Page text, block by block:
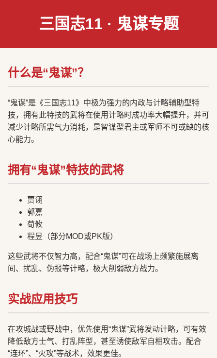
三国志11 · 鬼谋专题
什么是“鬼谋”？
“鬼谋”是《三国志11》中极为强力的内政与计略辅助型特
技，拥有此特技的武将在使用计略时成功率大幅提升，并可
减少计略所需气力消耗，是智谋型君主或军师不可或缺的核
心能力。
拥有“鬼谋”特技的武将
贾诩
郭嘉
荀攸
程昱（部分MOD或PK版）
这些武将不仅智力高，配合“鬼谋”可在战场上频繁施展离
间、扰乱、伪报等计略，极大削弱敌方战力。
实战应用技巧
在攻城战或野战中，优先使用“鬼谋”武将发动计略，可有效
降低敌方士气、打乱阵型，甚至诱使敌军自相攻击。配合
“连环”、“火攻”等战术，效果更佳。